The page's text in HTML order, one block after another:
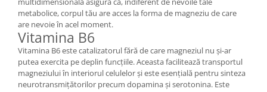
metabolice, corpul tău are acces la forma de magneziu de care
are nevoie în acel moment.
Vitamina B6
Vitamina B6 este catalizatorul fără de care magneziul nu și-ar
putea exercita pe deplin funcțiile. Aceasta facilitează transportul
magneziului în interiorul celulelor și este esențială pentru sinteza
neurotransmițătorilor precum dopamina și serotonina. Este